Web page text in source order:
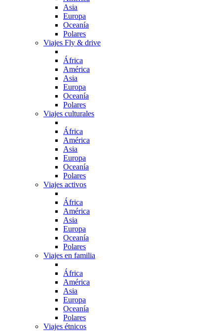
Asia
Europa
Oceanía
Polares
Viajes Fly & drive
África
América
Asia
Europa
Oceanía
Polares
Viajes culturales
África
América
Asia
Europa
Oceanía
Polares
Viajes activos
África
América
Asia
Europa
Oceanía
Polares
Viajes en familia
África
América
Asia
Europa
Oceanía
Polares
Viajes étnicos